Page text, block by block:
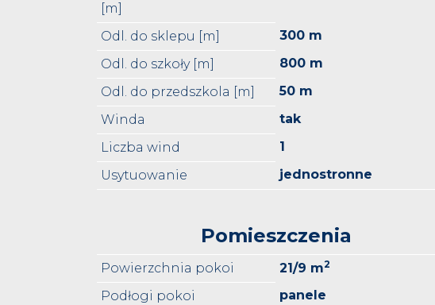
[m]
Odl. do sklepu [m]
300 m
Odl. do szkoły [m]
800 m
Odl. do przedszkola [m]
50 m
Winda
tak
Liczba wind
1
Usytuowanie
jednostronne
Pomieszczenia
Powierzchnia pokoi 21/9 m2
Podłogi pokoi
panele